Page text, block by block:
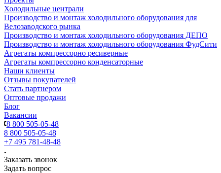
Холодильные централи
Производство и монтаж холодильного оборудования для
Велозаводского рынка
Производство и монтаж холодильного оборудования ДЕПО
Производство и монтаж холодильного оборудования ФудСити
Агрегаты компрессорно ресиверные
Агрегаты компрессорно конденсаторные
Наши клиенты
Отзывы покупателей
Стать партнером
Оптовые продажи
Блог
Вакансии
8 800 505-05-48
8 800 505-05-48
+7 495 781-48-48
Заказать звонок
Задать вопрос